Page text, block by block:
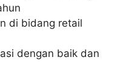
di bidang retail
dengan baik dan